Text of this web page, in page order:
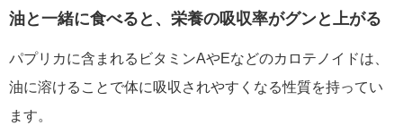
油と一緒に食べると、栄養の吸収率がグンと上がる
パプリカに含まれるビタミンAやEなどのカロテノイドは、
油に溶けることで体に吸収されやすくなる性質を持ってい
ます。